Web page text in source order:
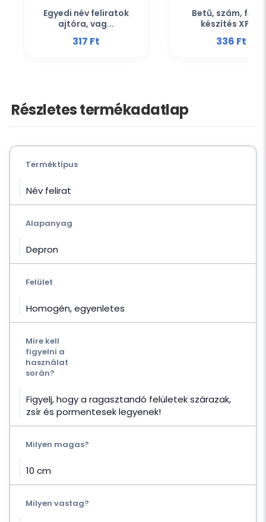
Egyedi név feliratok
ajtóra, vag...
317 Ft‎
Betű, szám,
készítés XPS...
336 Ft‎
Részletes termékadatlap
Terméktípus
Név felirat
Alapanyag
Depron
Felület
Homogén, egyenletes
Mire kell
figyelni a
használat
során?
Figyelj, hogy a ragasztandó felületek szárazak,
zsír és pormentesek legyenek!
Milyen magas?
10 cm
Milyen vastag?